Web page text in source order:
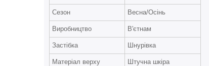
Сезон Весна/Осінь
Виробництво В'єтнам
Застібка Шнурівка
Матеріал верху Штучна шкіра